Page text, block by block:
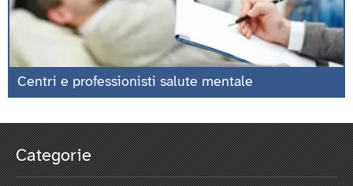
Centri e professionisti salute mentale
Categorie